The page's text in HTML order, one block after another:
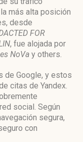
más alta posición
desde
FOR
, fue alojada por
NoVa y others.
de Google, y estos
citas de Yandex.
social. Según
segura,
con